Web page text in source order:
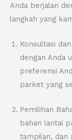
Anda berjalan
langkah yang
Konsultasi
dengan Anda
preferensi
parket yang
Pemilihan
bahan lantai
tampilan, dan